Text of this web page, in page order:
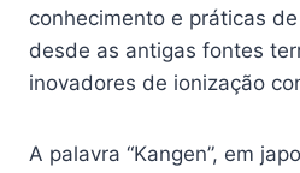
conhecimento e práticas
desde as antigas fontes
inovadores de ionização
A palavra “Kangen”, em